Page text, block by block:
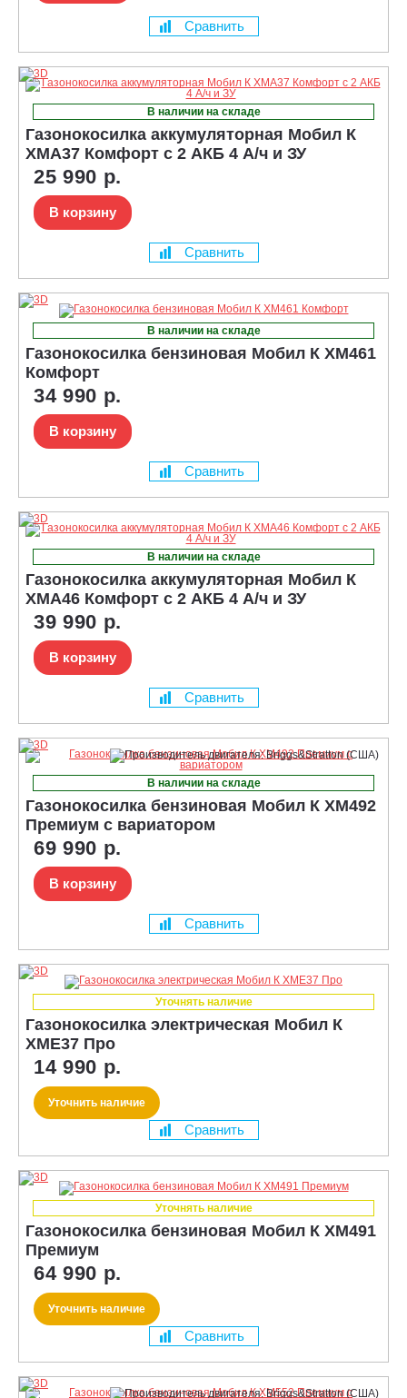
Сравнить
В наличии на складе
Газонокосилка аккумуляторная Мобил К
XMA37 Комфорт с 2 АКБ 4 А/ч и ЗУ
25 990 р.
В корзину
Сравнить
В наличии на складе
Газонокосилка бензиновая Мобил К XM461
Комфорт
34 990 р.
В корзину
Сравнить
В наличии на складе
Газонокосилка аккумуляторная Мобил К
XMA46 Комфорт с 2 АКБ 4 А/ч и ЗУ
39 990 р.
В корзину
Сравнить
В наличии на складе
Газонокосилка бензиновая Мобил К XM492
Премиум с вариатором
69 990 р.
В корзину
Сравнить
Уточнять наличие
Газонокосилка электрическая Мобил К
XME37 Про
14 990 р.
Уточнить наличие
Сравнить
Уточнять наличие
Газонокосилка бензиновая Мобил К XM491
Премиум
64 990 р.
Уточнить наличие
Сравнить